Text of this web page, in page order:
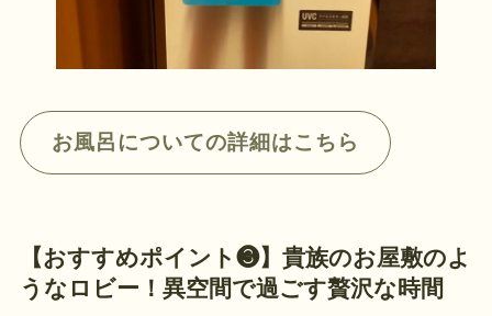
お風呂についての詳細はこちら
【おすすめポイント❸】 貴族のお屋敷のよ
うなロビー！異空間で過ごす贅沢な時間